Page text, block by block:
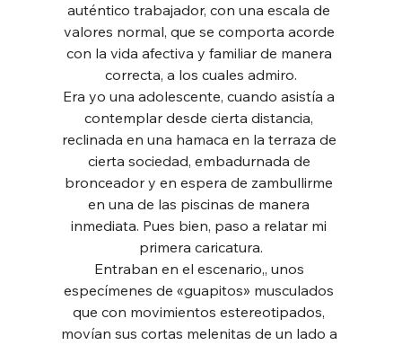
auténtico trabajador, con una escala de
valores normal, que se comporta acorde
con la vida afectiva y familiar de manera
correcta, a los cuales admiro.
Era yo una adolescente, cuando asistía a
contemplar desde cierta distancia,
reclinada en una hamaca en la terraza de
cierta sociedad, embadurnada de
bronceador y en espera de zambullirme
en una de las piscinas de manera
inmediata. Pues bien, paso a relatar mi
primera caricatura.
Entraban en el escenario,, unos
especímenes de «guapitos» musculados
que con movimientos estereotipados,
movían sus cortas melenitas de un lado a